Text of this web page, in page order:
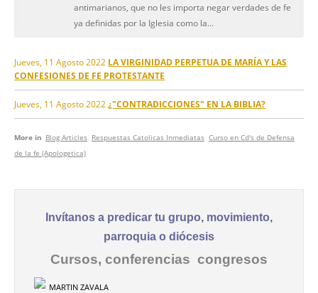
antimarianos, que no les importa negar verdades de fe
ya definidas por la Iglesia como la...
Jueves, 11 Agosto 2022 LA VIRGINIDAD PERPETUA DE MARÍA Y LAS
CONFESIONES DE FE PROTESTANTE
Jueves, 11 Agosto 2022 ¿"CONTRADICCIONES" EN LA BIBLIA?
More in Blog Articles Respuestas Catolicas Inmediatas Curso en Cd's de Defensa
de la fe (Apologetica)
Invítanos a predicar tu grupo, movimiento,
parroquia o diócesis
Cursos, conferencias congresos